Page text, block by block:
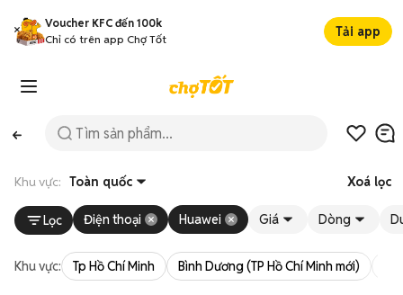
Voucher KFC đến 100k
Chỉ có trên app Chợ Tốt
Tải app
Khu vực: Toàn quốc Xoá lọc
Lọc Điện thoại Huawei Giá Dòng
Khu vực: Tp Hồ Chí Minh Bình Dương (TP Hồ Chí Minh mới)